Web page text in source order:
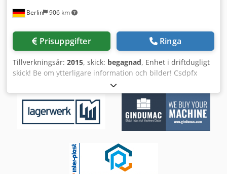
Berlin 906 km
Prisuppgifter Ringa
Tillverkningsår: 2015, skick: begagnad, Enhet i driftdugligt
skick! Be om ytterligare information och bilder! Csdpfx